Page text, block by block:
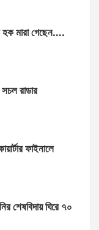
মারা গেছেন….
রাডার
ফাইনালে
শেষবিদায় ঘিরে ৭০